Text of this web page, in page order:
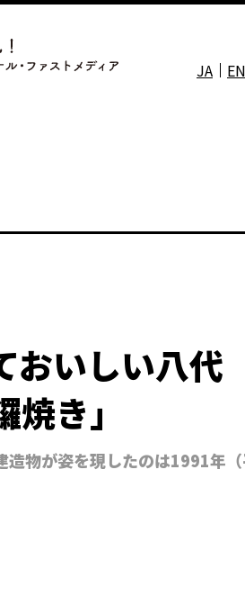
JA EN
おいしい八代
き」
造物が姿を現したのは1991年